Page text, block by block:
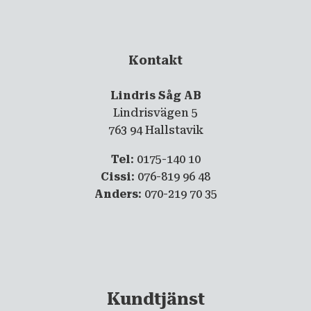
Kontakt
Lindris Såg AB
Lindrisvägen 5
763 94 Hallstavik
Tel: 0175-140 10
Cissi: 076-819 96 48
Anders: 070-219 70 35
Kundtjänst